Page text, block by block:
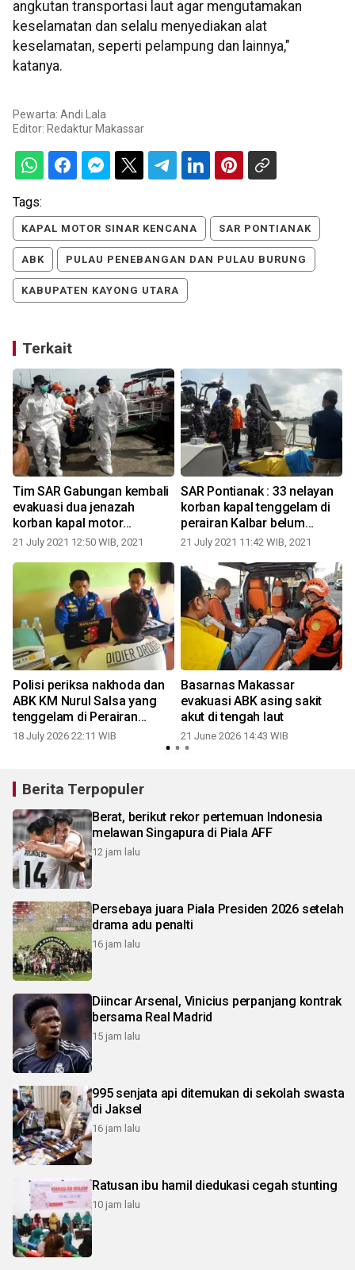
angkutan transportasi laut agar mengutamakan
keselamatan dan selalu menyediakan alat
keselamatan, seperti pelampung dan lainnya,"
katanya.
Pewarta: Andi Lala
Editor: Redaktur Makassar
Tags:
KAPAL MOTOR SINAR KENCANA SAR PONTIANAK
ABK PULAU PENEBANGAN DAN PULAU BURUNG
KABUPATEN KAYONG UTARA
Terkait
Tim SAR Gabungan kembali
evakuasi dua jenazah
korban kapal motor
tenggelam
21 July 2021 12:50 WIB, 2021
SAR Pontianak : 33 nelayan
korban kapal tenggelam di
perairan Kalbar belum
ditemukan
21 July 2021 11:42 WIB, 2021
Polisi periksa nakhoda dan
ABK KM Nurul Salsa yang
tenggelam di Perairan
Selayar
18 July 2026 22:11 WIB
Basarnas Makassar
evakuasi ABK asing sakit
akut di tengah laut
21 June 2026 14:43 WIB
Berita Terpopuler
Berat, berikut rekor pertemuan Indonesia
melawan Singapura di Piala AFF
12 jam lalu
Persebaya juara Piala Presiden 2026 setelah
drama adu penalti
16 jam lalu
Diincar Arsenal, Vinicius perpanjang kontrak
bersama Real Madrid
15 jam lalu
995 senjata api ditemukan di sekolah swasta
di Jaksel
16 jam lalu
Ratusan ibu hamil diedukasi cegah stunting
10 jam lalu